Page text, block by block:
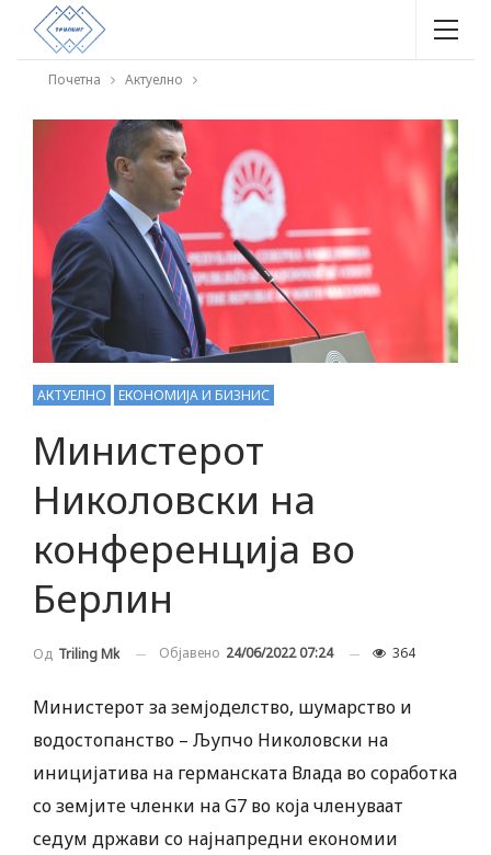
Почетна Актуелно
АКТУЕЛНО ЕКОНОМИЈА И БИЗНИС
Министерот
Николовски на
конференција во
Берлин
Од Triling Mk Објавено 24/06/2022 07:24 364
Министерот за земјоделство, шумарство и
водостопанство – Љупчо Николовски на
иницијатива на германската Влада во соработка
со земјите членки на G7 во која членуваат
седум држави со најнапредни економии